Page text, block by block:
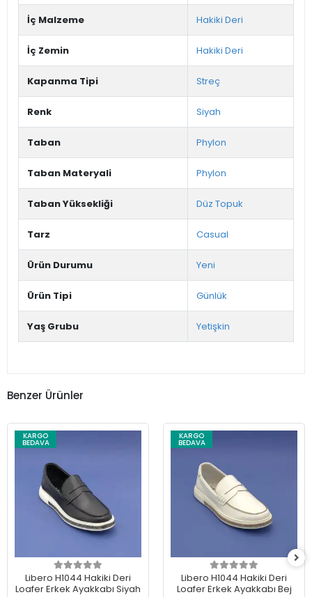
İç Malzeme Hakiki Deri
İç Zemin Hakiki Deri
Kapanma Tipi Streç
Renk Siyah
Taban Phylon
Taban Materyali Phylon
Taban Yüksekliği Düz Topuk
Tarz Casual
Ürün Durumu Yeni
Ürün Tipi Günlük
Yaş Grubu Yetişkin
Benzer Ürünler
KARGO
BEDAVA
Libero H1044 Hakiki Deri
Loafer Erkek Ayakkabı Siyah
KARGO
BEDAVA
Libero H1044 Hakiki Deri
Loafer Erkek Ayakkabı Bej